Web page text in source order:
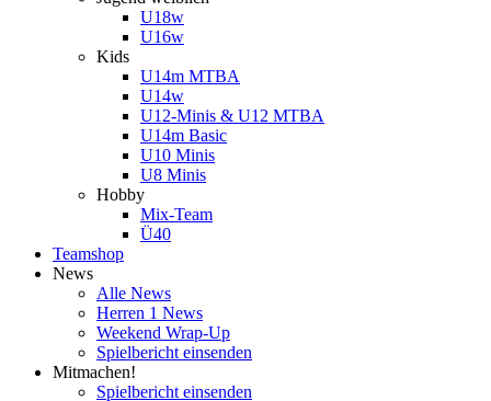
U18w
U16w
Kids
U14m MTBA
U14w
U12-Minis & U12 MTBA
U14m Basic
U10 Minis
U8 Minis
Hobby
Mix-Team
Ü40
Teamshop
News
Alle News
Herren 1 News
Weekend Wrap-Up
Spielbericht einsenden
Mitmachen!
Spielbericht einsenden